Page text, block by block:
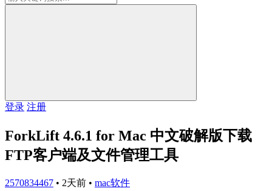
登录 注册
ForkLift 4.6.1 for Mac 中文破解版下载
FTP客户端及文件管理工具
2570834467 • 2天前 • mac软件